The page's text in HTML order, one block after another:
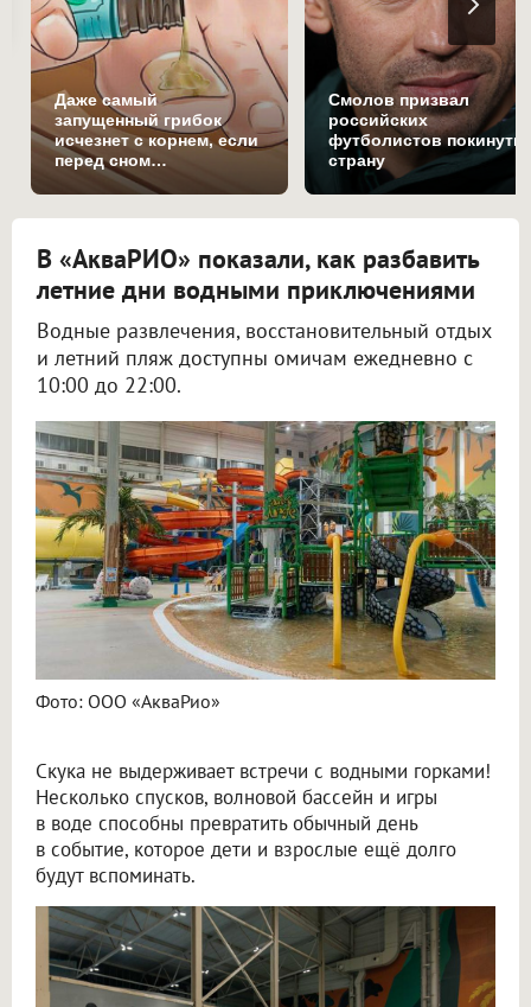
Даже самый
запущенный грибок
исчезнет с корнем, если
перед сном…
Смолов призвал
российских
футболистов покинуть
страну
В «АкваРИО» показали, как разбавить
летние дни водными приключениями
Водные развлечения, восстановительный отдых
и летний пляж доступны омичам ежедневно с
10:00 до 22:00.
Фото: ООО «АкваРио»
Скука не выдерживает встречи с водными горками!
Несколько спусков, волновой бассейн и игры
в воде способны превратить обычный день
в событие, которое дети и взрослые ещё долго
будут вспоминать.